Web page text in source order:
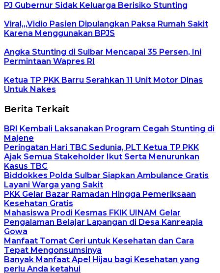
PJ Gubernur Sidak Keluarga Berisiko Stunting
Viral,,,Vidio Pasien Dipulangkan Paksa Rumah Sakit
Karena Menggunakan BPJS
Angka Stunting di Sulbar Mencapai 35 Persen, Ini
Permintaan Wapres RI
Ketua TP PKK Barru Serahkan 11 Unit Motor Dinas
Untuk Nakes
Berita Terkait
BRI Kembali Laksanakan Program Cegah Stunting di
Majene
Peringatan Hari TBC Sedunia, PLT Ketua TP PKK
Ajak Semua Stakeholder Ikut Serta Menurunkan
Kasus TBC
Biddokkes Polda Sulbar Siapkan Ambulance Gratis
Layani Warga yang Sakit
PKK Gelar Bazar Ramadan Hingga Pemeriksaan
Kesehatan Gratis
Mahasiswa Prodi Kesmas FKIK UINAM Gelar
Pengalaman Belajar Lapangan di Desa Kanreapia
Gowa
Manfaat Tomat Ceri untuk Kesehatan dan Cara
Tepat Mengonsumsinya
Banyak Manfaat Apel Hijau bagi Kesehatan yang
perlu Anda ketahui